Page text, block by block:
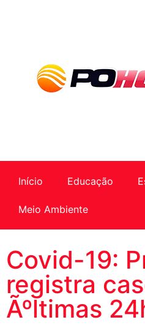
Início Educação
Meio Ambiente
Covid-19:
registra
Ãºltimas